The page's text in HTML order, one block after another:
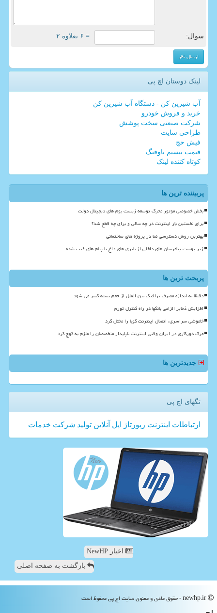
سوال: = ۶ بعلاوه ۲
لینک دوستان اچ پی
آب شیرین کن - دستگاه آب شیرین کن
خرید و فروش خودرو
شرکت صنعتی سخت پوشش
طراحی سایت
فیش حج
قیمت بیسیم باوفنگ
کوتاه کننده لینک
پربیننده ترین ها
بخش خصوصی موتور محرک توسعه زیست بوم های دیجیتال دولت
برای نخستین بار اینترنت در چه سالی و برای چه قطع شد؟
بهترین روش دسترسی نما در پروژه های ساختمانی
زیر پوست پیامرسان های داخلی از باتری های داغ تا پیام های غیب شده
پربحث ترین ها
دقیقا به اندازه مصرف ترافیک بین الملل از حجم بسته کسر می شود
افزایش ذخایر الزامی بانکها در راه کنترل تورم
خاموشی سراسری، اتصال اینترنت کوبا را مختل کرد
مرگ دورکاری در ایران وقتی اینترنت ناپایدار متخصصان را ملزم به کوچ کرد
جدیدترین ها
تگهای اچ پی
ارتباطات اینترنت رپورتاژ اپل آنلاین تولید شركت خدمات
اخبار NewHP
بازگشت به صفحه اصلی